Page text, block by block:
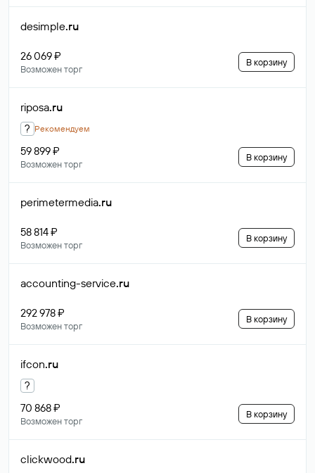
desimple.ru
26 069 ₽
Возможен торг
В корзину
riposa.ru
? Рекомендуем
59 899 ₽
Возможен торг
В корзину
perimetermedia.ru
58 814 ₽
Возможен торг
В корзину
accounting-service.ru
292 978 ₽
Возможен торг
В корзину
ifcon.ru
?
70 868 ₽
Возможен торг
В корзину
clickwood.ru